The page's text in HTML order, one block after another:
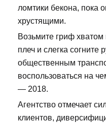
ломтики бекона, пока
хрустящими.
Возьмите гриф
плеч и слегка согните
общественным
воспользоваться на
— 2018.
Агентство отмечает
клиентов,